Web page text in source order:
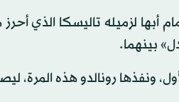
بينهما.
ونفذها رونالدو هذه المرة،